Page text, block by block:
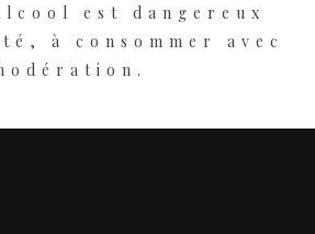
est dangereux
à consommer avec